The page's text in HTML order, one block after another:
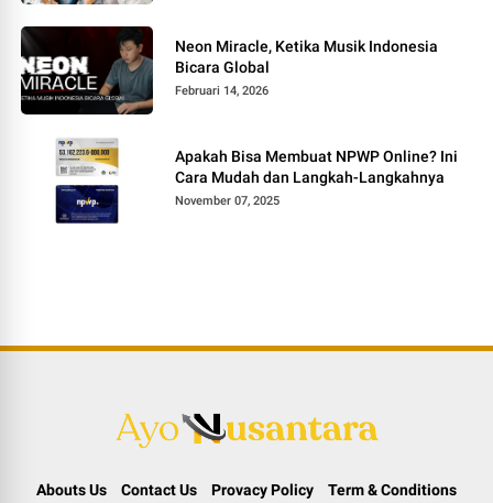
Neon Miracle, Ketika Musik Indonesia
Bicara Global
Februari 14, 2026
Apakah Bisa Membuat NPWP Online? Ini
Cara Mudah dan Langkah-Langkahnya
November 07, 2025
Abouts Us Contact Us Provacy Policy
Term & Conditions